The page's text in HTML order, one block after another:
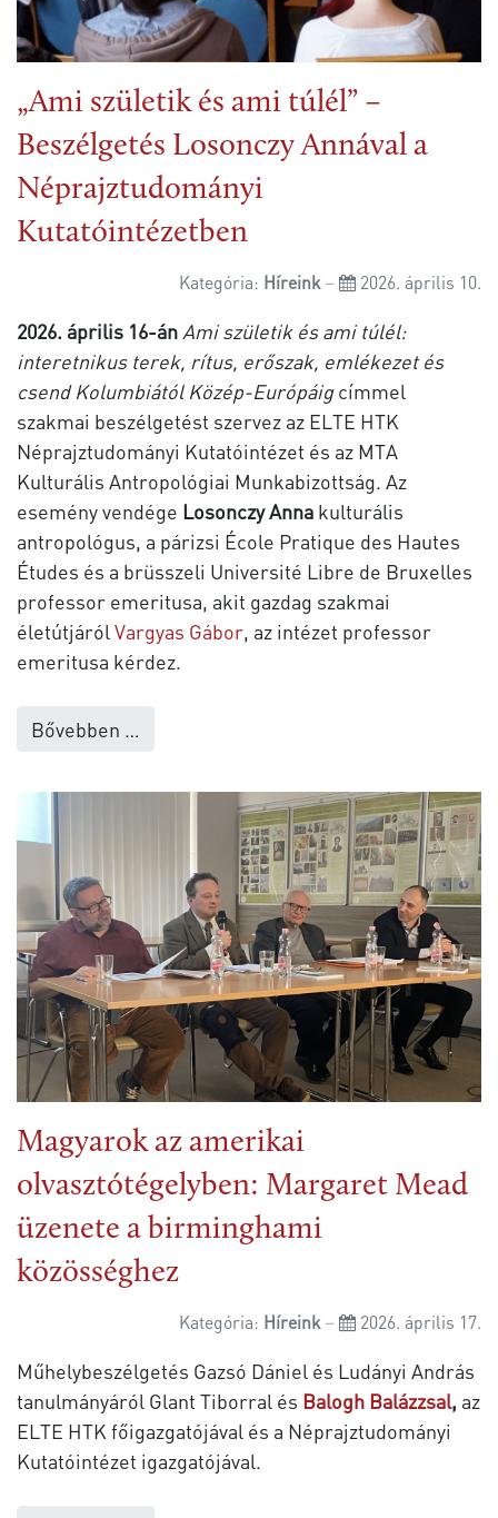
„Ami születik és ami túlél” –
Beszélgetés Losonczy Annával a
Néprajztudományi
Kutatóintézetben
Kategória: Híreink 2026. április 10.
2026. április 16-án Ami születik és ami túlél:
interetnikus terek, rítus, erőszak, emlékezet és
csend Kolumbiától Közép-Európáigcímmel
szakmai beszélgetést szervez az ELTE HTK
Néprajztudományi Kutatóintézet és az MTA
Kulturális Antropológiai Munkabizottság. Az
esemény vendége Losonczy Anna kulturális
antropológus, a párizsi École Pratique des Hautes
Études és a brüsszeli Université Libre de Bruxelles
professor emeritusa, akit gazdag szakmai
életútjáról Vargyas Gábor, az intézet professor
emeritusa kérdez.
Bővebben …
Magyarok az amerikai
olvasztótégelyben: Margaret Mead
üzenete a birminghami
közösséghez
Kategória: Híreink 2026. április 17.
Műhelybeszélgetés Gazsó Dániel és Ludányi András
tanulmányáról Glant Tiborral és Balogh Balázzsal, az
ELTE HTK főigazgatójával és a Néprajztudományi
Kutatóintézet igazgatójával.